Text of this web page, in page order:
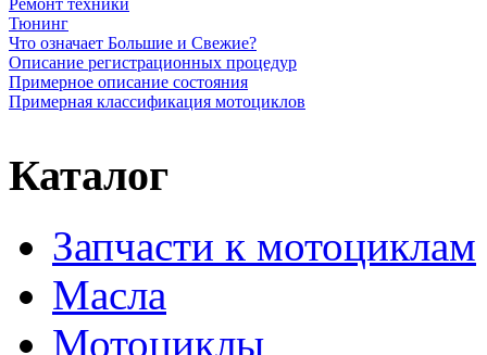
Ремонт техники
Тюнинг
Что означает Большие и Свежие?
Описание регистрационных процедур
Примерное описание состояния
Примерная классификация мотоциклов
Каталог
Запчасти к мотоциклам
Масла
Мотоциклы